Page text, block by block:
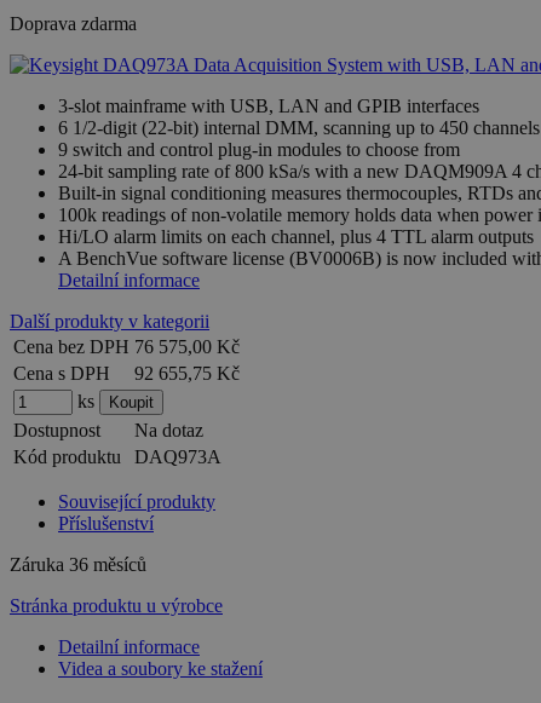
Doprava zdarma
3-slot mainframe with USB, LAN and GPIB interfaces
6 1/2-digit (22-bit) internal DMM, scanning up to 450
9 switch and control plug-in modules to choose from
24-bit sampling rate of 800 kSa/s with a new DAQM909A 4
Built-in signal conditioning measures thermocouples, RTDs
100k readings of non-volatile memory holds data when power
Hi/LO alarm limits on each channel, plus 4 TTL alarm outputs
A BenchVue software license (BV0006B) is now included
Detailní informace
Další produkty v kategorii
Cena bez DPH 76 575,00 Kč
Cena s DPH
92 655,75 Kč
ks
Dostupnost
Na dotaz
Kód produktu
DAQ973A
Související produkty
Příslušenství
Záruka 36 měsíců
Stránka produktu u výrobce
Detailní informace
Videa a soubory ke stažení